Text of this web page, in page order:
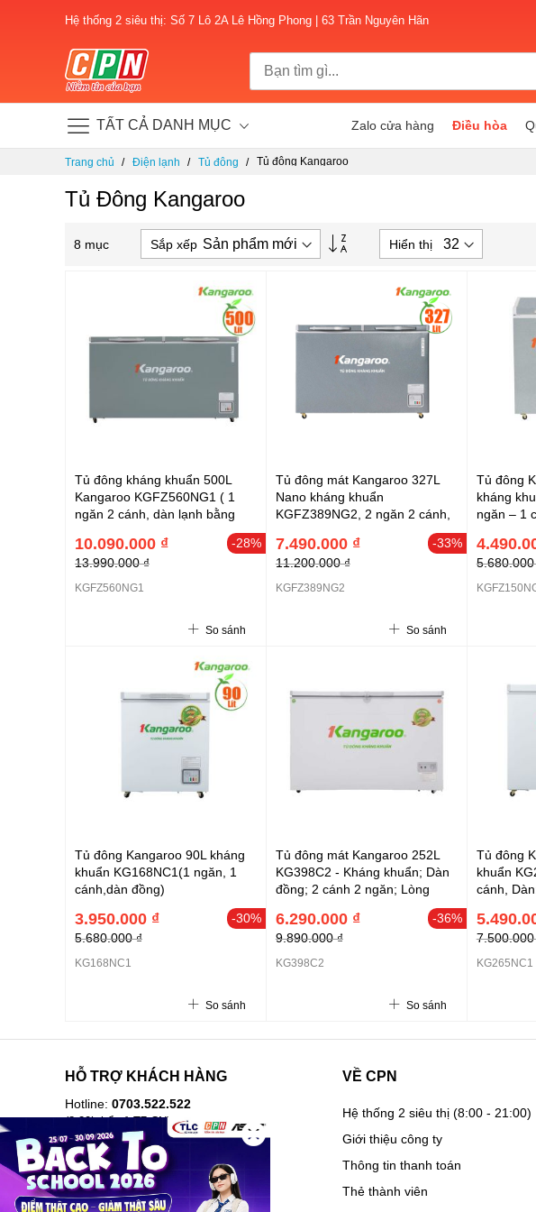
Hệ thống 2 siêu thị: Số 7 Lô 2A Lê Hồng Phong | 63 Trần Nguyên Hãn
TẤT CẢ DANH MỤC Zalo cửa hàng Điều hòa
Trang chủ Điện lạnh Tủ đông Tủ đông Kangaroo
Tủ Đông Kangaroo
8 mục Sắp xếp
lập
dần
Hiển thị
Tủ đông kháng khuẩn 500L
Kangaroo KGFZ560NG1 ( 1
ngăn 2 cánh, dàn lạnh bằng
Nano kháng khuẩn, Màu ghi
sần). KT: 1630-688-859 mm
-28%
10.090.000 ₫
13.990.000 ₫
KGFZ560NG1
So sánh
Tủ đông mát Kangaroo 327L
Nano kháng khuẩn
KGFZ389NG2, 2 ngăn 2 cánh,
-33%
7.490.000 ₫
11.200.000 ₫
KGFZ389NG2
So sánh
Tủ đông
kháng
ngăn – 1
5.680.000
Tủ đông Kangaroo 90L kháng
khuẩn KG168NC1(1 ngăn, 1
cánh,dàn đồng)
-30%
3.950.000 ₫
5.680.000 ₫
KG168NC1
So sánh
Tủ đông mát Kangaroo 252L
KG398C2 - Kháng khuẩn; Dàn
đồng; 2 cánh 2 ngăn; Lòng
nhôm sơn tĩnh điện phủ Nano
bạc
-36%
6.290.000 ₫
9.890.000 ₫
KG398C2
So sánh
Tủ đông
khuẩn
cánh,
7.500.000
KG265NC1
HỖ TRỢ KHÁCH HÀNG
Hotline: 0703.522.522
(8-20h kể cả T7,CN)
Hướng dẫn mua hàng
Câu hỏi thường gặp
Lịch sử mua hàng
VỀ CPN
Hệ thống 2 siêu thị(8:00 - 21:00)
Giới thiệu công ty
Thông tin thanh toán
Thẻ thành viên